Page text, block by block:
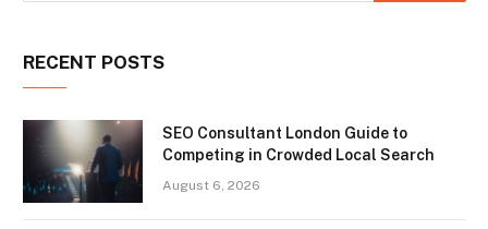
RECENT POSTS
SEO Consultant London Guide to
Competing in Crowded Local Search
August 6, 2026